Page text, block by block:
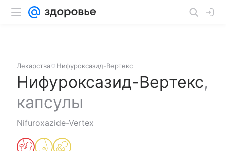
Лекарства Нифуроксазид-Вертекс
Нифуроксазид-Вертекс,
капсулы
Nifuroxazide-Vertex